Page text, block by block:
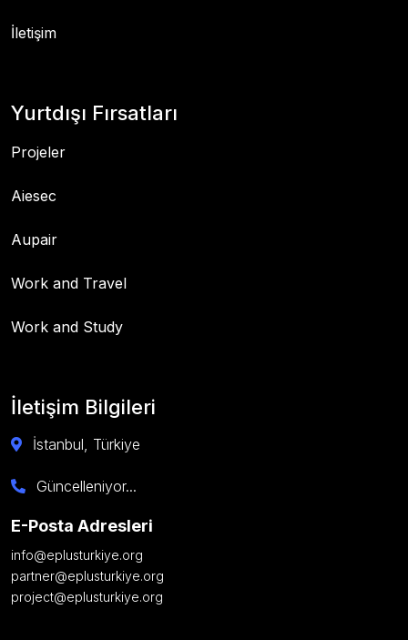
İletişim
Yurtdışı Fırsatları
Projeler
Aiesec
Aupair
Work and Travel
Work and Study
İletişim Bilgileri
İstanbul, Türkiye
Güncelleniyor...
E-Posta Adresleri
info@eplusturkiye.org
partner@eplusturkiye.org
project@eplusturkiye.org